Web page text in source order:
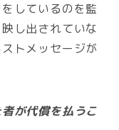
しているのを監
し出されていな
トメッセージが
が代償を払うこ